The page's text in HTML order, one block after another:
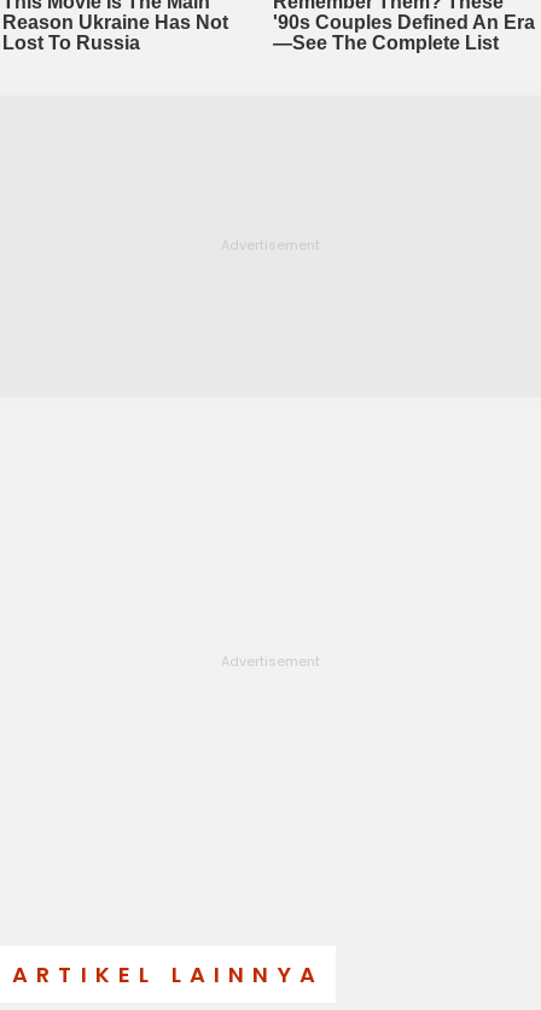
ARTIKEL LAINNYA